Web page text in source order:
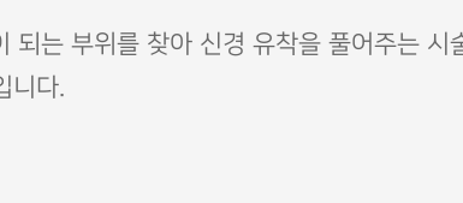
는 부위를 찾아 신경 유착을 풀어주는 시
니다.